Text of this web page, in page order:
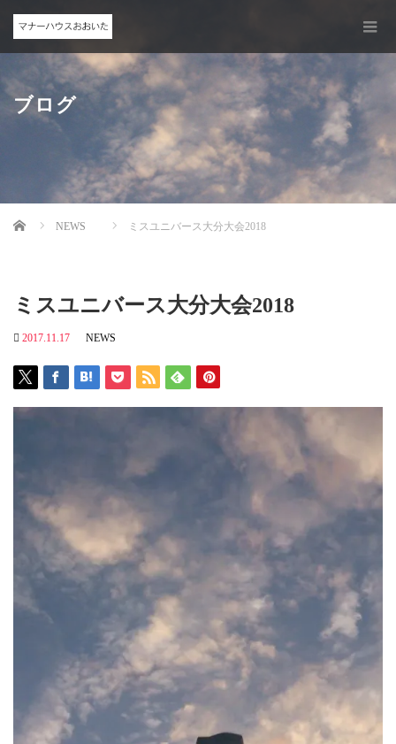
ブログ
Home NEWS ミスユニバース大分大会2018
ミスユニバース大分大会2018
2017.11.17 NEWS